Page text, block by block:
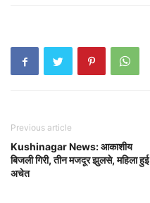
Previous article
Kushinagar News: आकाशीय
बिजली गिरी, तीन मजदूर झुलसे, महिला हुई
अचेत